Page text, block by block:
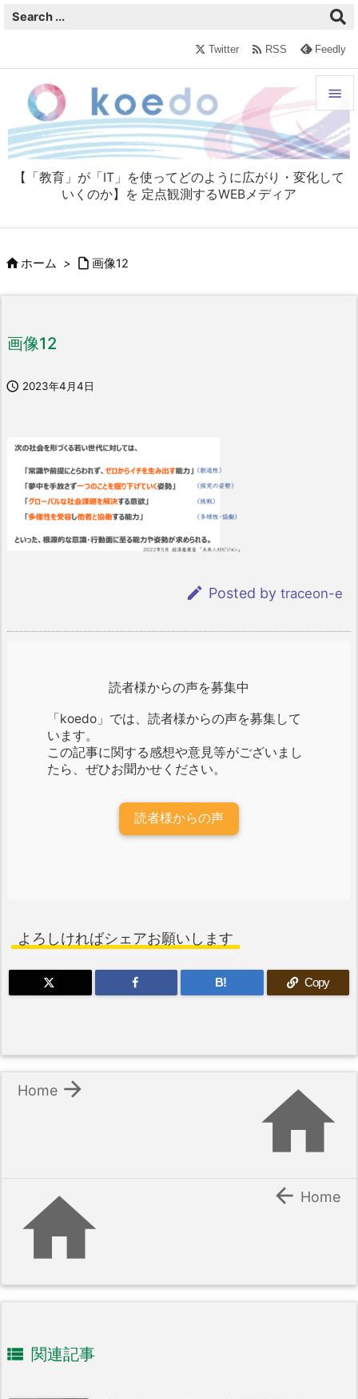
【「教育」が「IT」を使ってどのように広がり・変化して
いくのか】を 定点観測するWEBメディア


メニュ

Twitter  RSS Feedly
ホーム >  画像12
画像12
 2023年4月4日
 Posted by traceon-e
読者様からの声を募集中
「koedo」では、読者様からの声を募集して
います。
この記事に関する感想や意見等がございまし
たら、ぜひお聞かせください。
読者様からの声
よろしければシェアお願いします
B! Copy


Home
  Home
 関連記事